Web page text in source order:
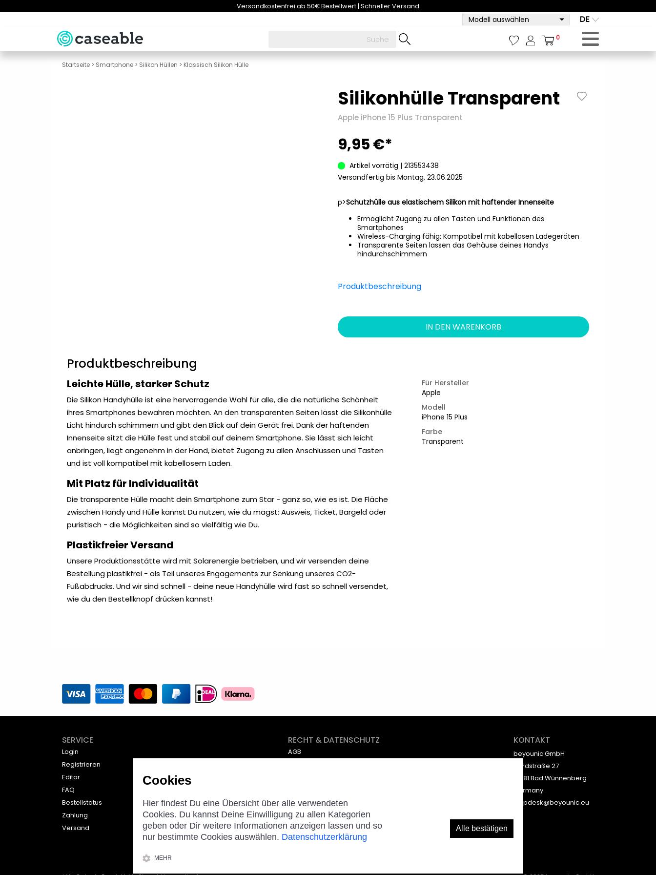
Versandkostenfrei ab 50€ Bestellwert | Schneller Versand
DE
Modell auswählen
0
Startseite > Smartphone > Silikon Hüllen > Klassisch Silikon Hülle
Silikonhülle Transparent
Apple iPhone 15 Plus Transparent
9,95 €*
Artikel vorrätig | 213553438
Versandfertig bis Montag, 23.06.2025
p>Schutzhülle aus elastischem Silikon mit haftender Innenseite
Ermöglicht Zugang zu allen Tasten und Funktionen des
Smartphones
Wireless-Charging fähig: Kompatibel mit kabellosen Ladegeräten
Transparente Seiten lassen das Gehäuse deines Handys
hindurchschimmern
Produktbeschreibung
IN DEN WARENKORB
Produktbeschreibung
Leichte Hülle, starker Schutz
Die Silikon Handyhülle ist eine hervorragende Wahl für alle, die die natürliche Schönheit
ihres Smartphones bewahren möchten. An den transparenten Seiten lässt die Silikonhülle
Licht hindurch schimmern und gibt den Blick auf dein Gerät frei. Dank der haftenden
Innenseite sitzt die Hülle fest und stabil auf deinem Smartphone. Sie lässt sich leicht
anbringen, liegt angenehm in der Hand, bietet Zugang zu allen Anschlüssen und Tasten
und ist voll kompatibel mit kabellosem Laden.
Mit Platz für Individualität
Die transparente Hülle macht dein Smartphone zum Star - ganz so, wie es ist. Die Fläche
zwischen Handy und Hülle kannst Du nutzen, wie du magst: Ausweis, Ticket, Bargeld oder
puristisch - die Möglichkeiten sind so vielfältig wie Du.
Plastikfreier Versand
Unsere Produktionsstätte wird mit Solarenergie betrieben, und wir versenden deine
Bestellung plastikfrei - als Teil unseres Engagements zur Senkung unseres CO2-
Fußabdrucks. Und wir sind schnell - deine neue Handyhülle wird fast so schnell versendet,
wie du den Bestellknopf drücken kannst!
Für Hersteller
Apple
Modell
iPhone 15 Plus
Farbe
Transparent
SERVICE
Login
Registrieren
Editor
FAQ
Bestellstatus
Zahlung
Versand
RECHT & DATENSCHUTZ
AGB
KONTAKT
beyounic GmbH
Nordstraße 27
33181 Bad Wünnenberg
Germany
helpdesk@beyounic.eu
Cookies
Hier findest Du eine Übersicht über alle verwendeten
Cookies. Du kannst Deine Einwilligung zu allen Kategorien
geben oder Dir weitere Informationen anzeigen lassen und so
nur bestimmte Cookies auswählen. Datenschutzerklärung
MEHR
Alle bestätigen